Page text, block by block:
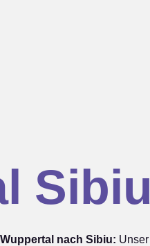
Sibiu
nach Sibiu: Unser